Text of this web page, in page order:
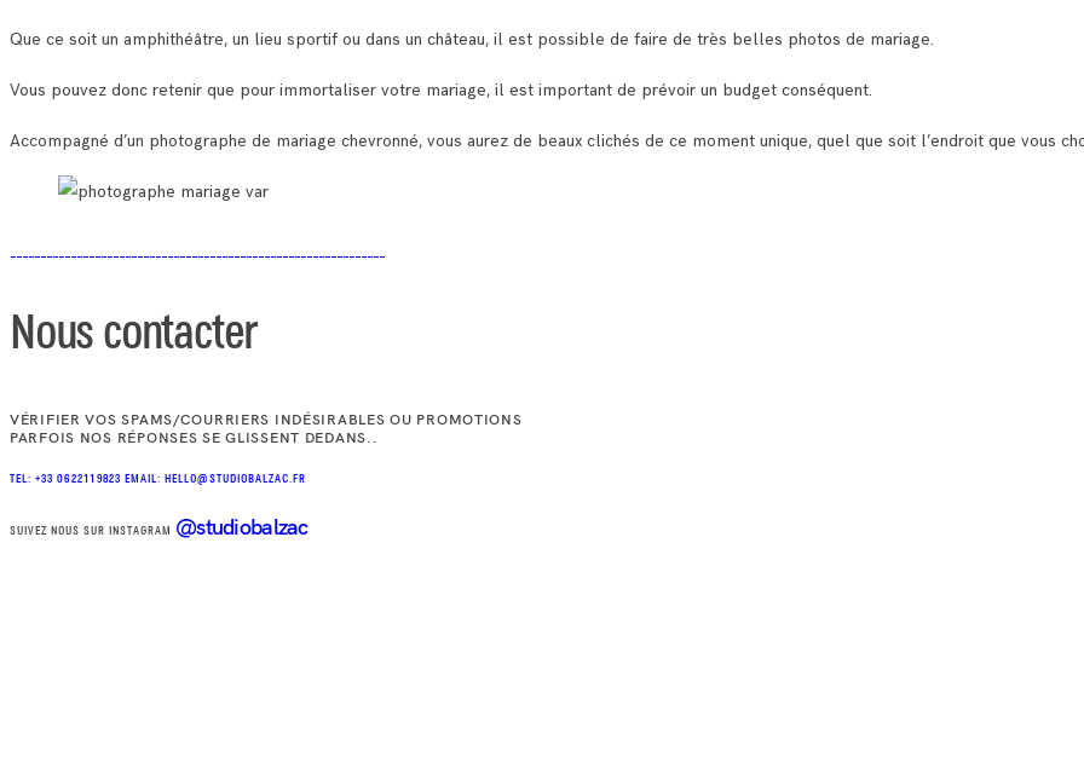
Que ce soit un amphithéâtre, un lieu sportif ou dans un château, il est possible de faire de très belles photos de mariage.
Vous pouvez donc retenir que pour immortaliser votre mariage, il est important de prévoir un budget conséquent.
Accompagné d’un photographe de mariage chevronné, vous aurez de beaux clichés de ce moment unique, quel que soit l’endroit que vous
Nous contacter
VÉRIFIER VOS SPAMS/COURRIERS INDÉSIRABLES OU PROMOTIONS
PARFOIS NOS RÉPONSES SE GLISSENT DEDANS..
TEL: +33 0622119823 EMAIL: HELLO@STUDIOBALZAC.FR
SUIVEZ NOUS SUR INSTAGRAM @studiobalzac